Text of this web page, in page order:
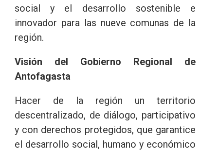
social y el desarrollo sostenible e
innovador para las nueve comunas de la
región.
Visión del Gobierno Regional de
Antofagasta
Hacer de la región un territorio
descentralizado, de diálogo, participativo
y con derechos protegidos, que garantice
el desarrollo social, humano y económico